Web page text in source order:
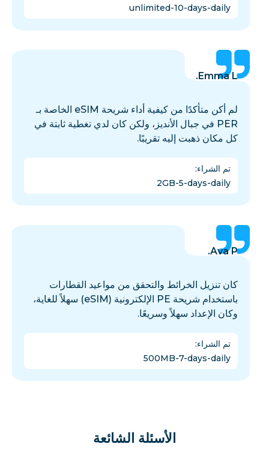
unlimited-10-days-daily
Emma L.
لم أكن متأكدًا من كيفية أداء شريحة eSIM الخاصة بـ
PER في جبال الأنديز، ولكن كان لدي تغطية ثابتة في
كل مكان ذهبت إليه تقريبًا.
تم الشراء:
2GB-5-days-daily
Ava P.
كان تنزيل الخرائط والتحقق من مواعيد القطارات
باستخدام شريحة PE الإلكترونية (eSIM) سهلاً للغاية،
وكان الإعداد سهلاً وسريعًا.
تم الشراء:
500MB-7-days-daily
الأسئلة الشائعة